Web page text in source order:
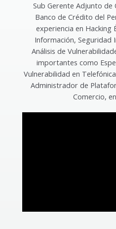
Sub Gerente Adjunto de
Banco de Crédito del
experiencia en Hacking
Información, Seguridad
Análisis de
importantes como
Vulnerabilidad en
Administrador de
Comercio,